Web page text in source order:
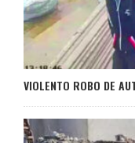
VIOLENTO ROBO DE